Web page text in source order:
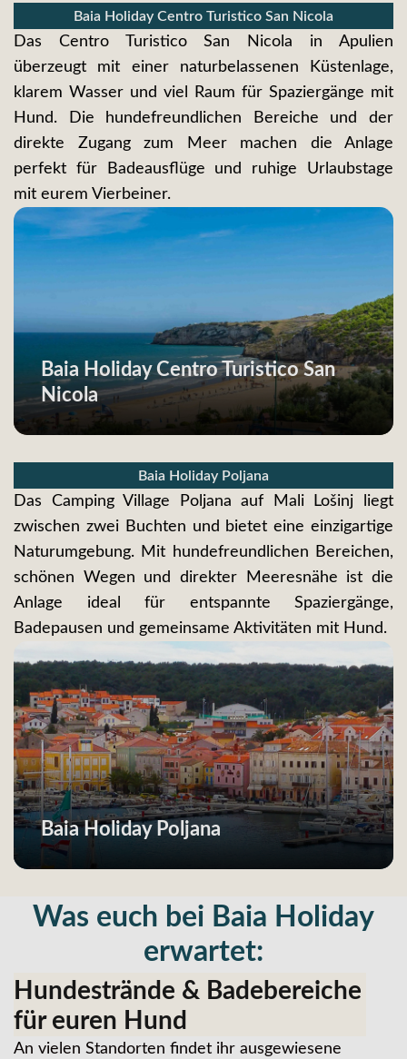
Baia Holiday Centro Turistico San Nicola
Das Centro Turistico San Nicola in Apulien
überzeugt mit einer naturbelassenen Küstenlage,
klarem Wasser und viel Raum für Spaziergänge mit
Hund. Die hundefreundlichen Bereiche und der
direkte Zugang zum Meer machen die Anlage
perfekt für Badeausflüge und ruhige Urlaubstage
mit eurem Vierbeiner.
Baia Holiday Centro Turistico San
Nicola
Baia Holiday Poljana
Das Camping Village Poljana auf Mali Lošinj liegt
zwischen zwei Buchten und bietet eine einzigartige
Naturumgebung. Mit hundefreundlichen Bereichen,
schönen Wegen und direkter Meeresnähe ist die
Anlage ideal für entspannte Spaziergänge,
Badepausen und gemeinsame Aktivitäten mit Hund.
Baia Holiday Poljana
Was euch bei Baia Holiday
erwartet:
Hundestrände & Badebereiche
für euren Hund
An vielen Standorten findet ihr ausgewiesene